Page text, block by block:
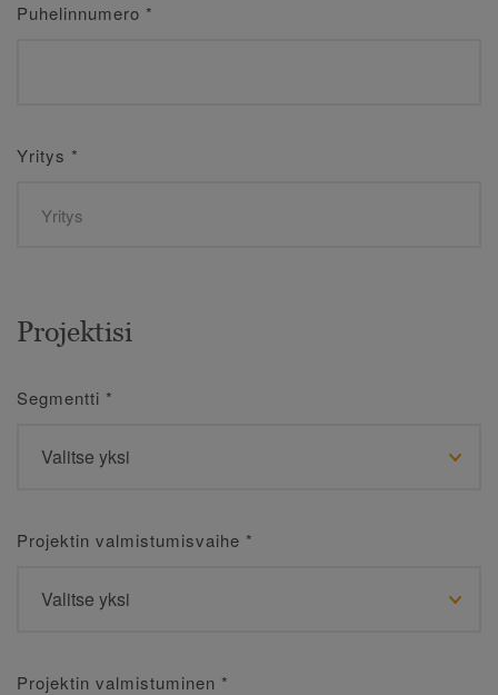
Puhelinnumero *
Yritys *
Projektisi
Segmentti *
Projektin valmistumisvaihe *
Projektin valmistuminen *